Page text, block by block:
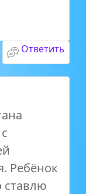
Ответить
Ребёнок
ставлю